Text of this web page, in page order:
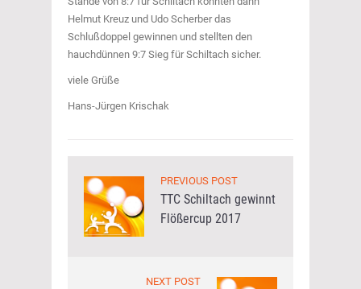
Helmut Kreuz und Udo Scherber das
Schlußdoppel gewinnen und stellten den
hauchdünnen 9:7 Sieg für Schiltach sicher.
viele Grüße
Hans-Jürgen Krischak
PREVIOUS POST
TTC Schiltach gewinnt
Flößercup 2017
NEXT POST